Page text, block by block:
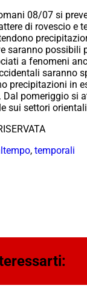
08/07 si
di rovescio e
saranno possibili
a fenomeni
saranno
precipitazioni in
Dal pomeriggio si
sui settori
, temporali